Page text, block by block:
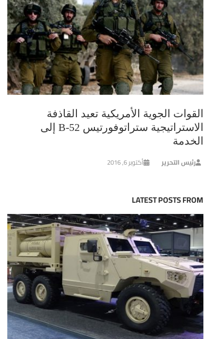
القوات الجوية الأمريكية تعيد القاذفة
الاستراتيجية ستراتوفورتيس B-52 إلى
الخدمة
رئيس التحرير أكتوبر 6, 2016
LATEST POSTS FROM